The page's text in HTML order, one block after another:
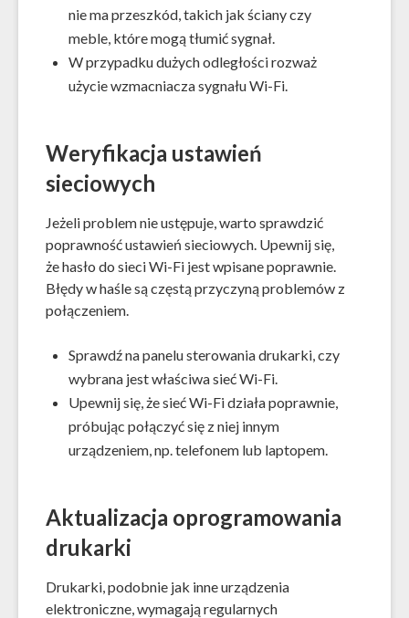
nie ma przeszkód, takich jak ściany czy
meble, które mogą tłumić sygnał.
W przypadku dużych odległości rozważ
użycie wzmacniacza sygnału Wi-Fi.
Weryfikacja ustawień
sieciowych
Jeżeli problem nie ustępuje, warto sprawdzić
poprawność ustawień sieciowych. Upewnij się,
że hasło do sieci Wi-Fi jest wpisane poprawnie.
Błędy w haśle są częstą przyczyną problemów z
połączeniem.
Sprawdź na panelu sterowania drukarki, czy
wybrana jest właściwa sieć Wi-Fi.
Upewnij się, że sieć Wi-Fi działa poprawnie,
próbując połączyć się z niej innym
urządzeniem, np. telefonem lub laptopem.
Aktualizacja oprogramowania
drukarki
Drukarki, podobnie jak inne urządzenia
elektroniczne, wymagają regularnych